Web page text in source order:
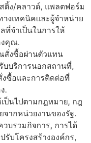
ติ้ง/คลาวด์, แพลตฟอร์ม
งเทคนิคและผู้จำหน่าย
ที่จำเป็นในการให้
งคุณ.
สั่งซื้อผ่านตัวแทน
บริการนอกสถานที่,
งซื้อและการติดต่อที่
.
เป็นไปตามกฎหมาย, กฎ
ากหน่วยงานของรัฐ.
บรวมกิจการ, การได้
บโครงสร้างองค์กร,